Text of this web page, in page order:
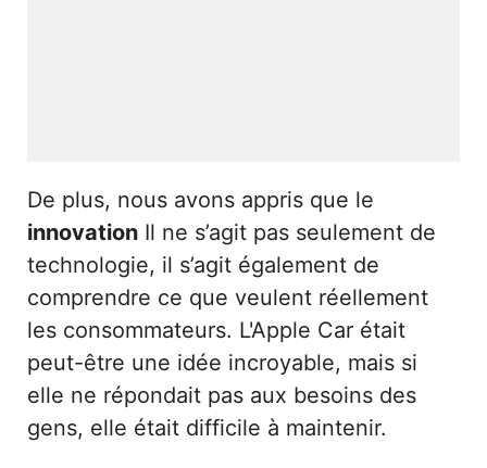
De plus, nous avons appris que le
innovation Il ne s’agit pas seulement de
technologie, il s’agit également de
comprendre ce que veulent réellement
les consommateurs. L'Apple Car était
peut-être une idée incroyable, mais si
elle ne répondait pas aux besoins des
gens, elle était difficile à maintenir.